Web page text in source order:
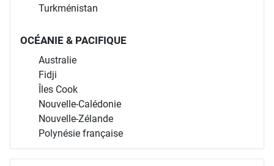
Turkménistan
OCÉANIE & PACIFIQUE
Australie
Fidji
Îles Cook
Nouvelle-Calédonie
Nouvelle-Zélande
Polynésie française